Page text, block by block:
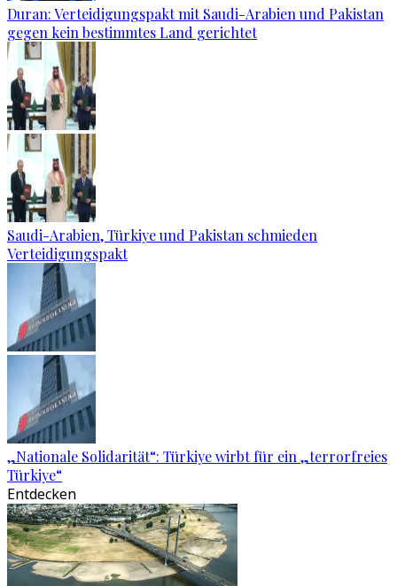
Duran: Verteidigungspakt mit Saudi-Arabien und Pakistan
gegen kein bestimmtes Land gerichtet
Saudi-Arabien, Türkiye und Pakistan schmieden
Verteidigungspakt
„Nationale Solidarität“: Türkiye wirbt für ein „terrorfreies
Türkiye“
Entdecken